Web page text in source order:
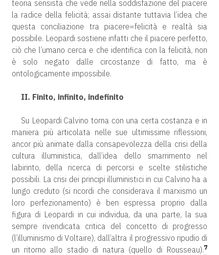
teoria sensista che vede nella soddisfazione del piacere
la radice della felicità; assai distante tuttavia l’idea che
questa conciliazione tra piacere=felicità e realtà sia
possibile. Leopardi sostiene infatti che il piacere perfetto,
ciò che l’umano cerca e che identifica con la felicità, non
è solo negato dalle circostanze di fatto, ma è
ontologicamente impossibile.
II. Finito, infinito, indefinito
Su Leopardi Calvino torna con una certa costanza e in
maniera più articolata nelle sue ultimissime riflessioni,
ancor più animate dalla consapevolezza della crisi della
cultura illuministica, dall’idea dello smarrimento nel
labirinto, della ricerca di percorsi e scelte stilistiche
possibili. La crisi dei principi illuministici in cui Calvino ha a
lungo creduto (si ricordi che considerava il marxismo un
loro perfezionamento) è ben espressa proprio dalla
figura di Leopardi in cui individua, da una parte, la sua
sempre rivendicata critica del concetto di progresso
(l’illuminismo di Voltaire), dall’altra il progressivo ripudio di
un ritorno allo stadio di natura (quello di Rousseau).7